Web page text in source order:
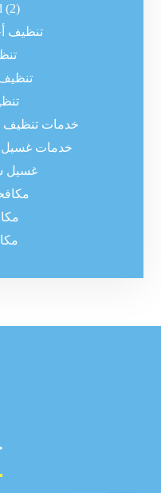
(2)
تنظيف
خدمات تنظيف
خدمات غسيل
غسيل